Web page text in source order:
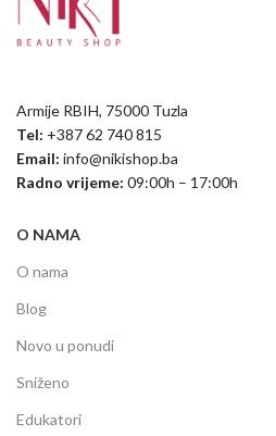
Armije RBIH, 75000 Tuzla
Tel: +387 62 740 815
Email: info@nikishop.ba
Radno vrijeme: 09:00h – 17:00h
O NAMA
O nama
Blog
Novo u ponudi
Sniženo
Edukatori